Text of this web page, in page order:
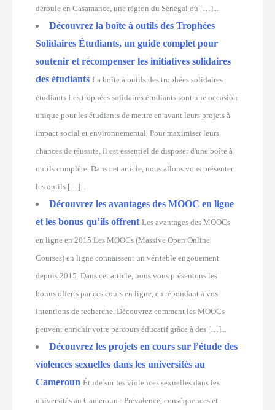
déroule en Casamance, une région du Sénégal où […]...
Découvrez la boîte à outils des Trophées
Solidaires Étudiants, un guide complet pour
soutenir et récompenser les initiatives solidaires
des étudiants La boîte à outils des trophées solidaires
étudiants Les trophées solidaires étudiants sont une occasion
unique pour les étudiants de mettre en avant leurs projets à
impact social et environnemental. Pour maximiser leurs
chances de réussite, il est essentiel de disposer d'une boîte à
outils complète. Dans cet article, nous allons vous présenter
les outils […]...
Découvrez les avantages des MOOC en ligne
et les bonus qu’ils offrent Les avantages des MOOCs
en ligne en 2015 Les MOOCs (Massive Open Online
Courses) en ligne connaissent un véritable engouement
depuis 2015. Dans cet article, nous vous présentons les
bonus offerts par ces cours en ligne, en répondant à vos
intentions de recherche. Découvrez comment les MOOCs
peuvent enrichir votre parcours éducatif grâce à des […]...
Découvrez les projets en cours sur l’étude des
violences sexuelles dans les universités au
Cameroun Étude sur les violences sexuelles dans les
universités au Cameroun : Prévalence, conséquences et